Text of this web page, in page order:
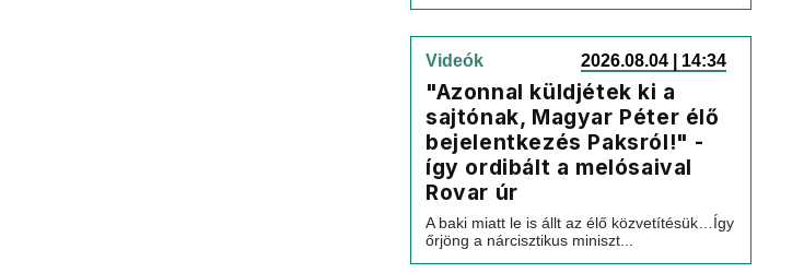
Videók 2026.08.04 | 14:34
"Azonnal küldjétek ki a
sajtónak, Magyar Péter élő
bejelentkezés Paksról!" -
így ordibált a melósaival
Rovar úr
A baki miatt le is állt az élő közvetítésük…Így
őrjöng a nárcisztikus miniszt...